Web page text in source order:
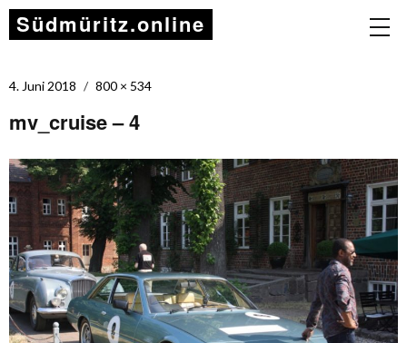
Südmüritz.online
4. Juni 2018 800 × 534
mv_cruise – 4